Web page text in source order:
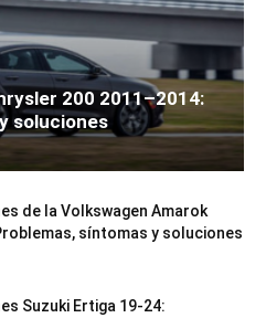
200 2011–2014:
soluciones
de la Volkswagen Amarok
síntomas y soluciones
Suzuki Ertiga 19-24: